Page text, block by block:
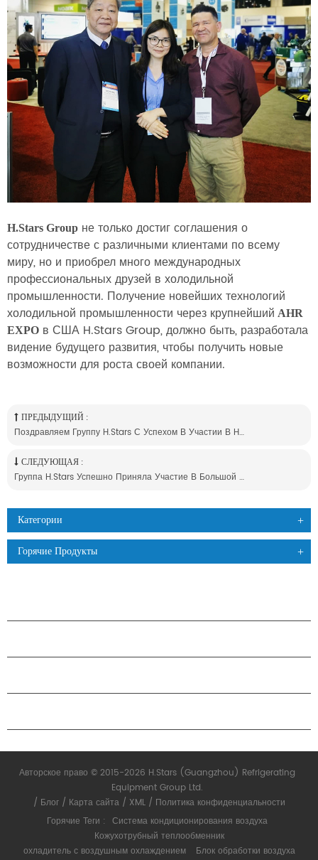
H.Stars Group не только достиг соглашения о
сотрудничестве с различными клиентами по всему
миру, но и приобрел много международных
профессиональных друзей в холодильной
промышленности. Получение новейших технологий
холодильной промышленности через крупнейший AHR
EXPO в США H.Stars Group, должно быть, разработала
видение будущего развития, чтобы получить новые
возможности для роста своей компании.
ПРЕДЫДУЩИЙ :
Поздравляем Группу H.stars С Успехом В Участии В Hvac Expo Saudi
СЛЕДУЮЩАЯ :
Группа H.stars Успешно Приняла Участие В Большой 5 Выставке В Дубае
Категории
Горячие Продукты
Авторское право © 2015-2026 H.Stars (Guangzhou) Refrigerating
Equipment Group Ltd.
/ Блог/ Карта сайта/ XML/ Политика конфиденциальности
Горячие Теги : Система кондиционирования воздуха
Кожухотрубный теплообменник
охладитель с воздушным охлаждением
Блок обработки воздуха